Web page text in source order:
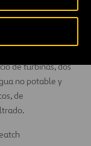
equipo también
5 a 10 y construirá
en la zona norte. El
de turbinas, dos
no potable y
de